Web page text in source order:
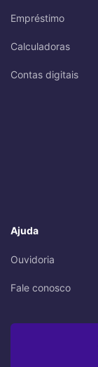
Empréstimo
Calculadoras
Contas digitais
Ajuda
Ouvidoria
Fale conosco